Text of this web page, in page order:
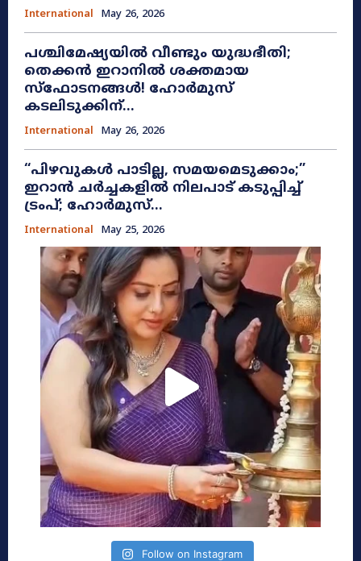
International May 26, 2026
പശ്ചിമേഷ്യയിൽ വീണ്ടും യുദ്ധഭീതി;
തെക്കൻ ഇറാനിൽ ശക്തമായ
സ്ഫോടനങ്ങൾ! ഹോർമുസ്
കടലിടുക്കിന്...
International May 26, 2026
​“പിഴവുകൾ പാടില്ല, സമയമെടുക്കാം;”
ഇറാൻ ചർച്ചകളിൽ നിലപാട് കടുപ്പിച്ച്
ട്രംപ്; ഹോർമുസ്...
International May 25, 2026
Follow on Instagram